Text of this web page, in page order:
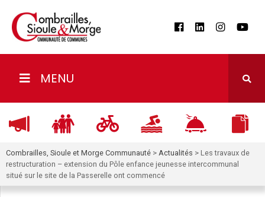
MENU
Combrailles, Sioule et Morge Communauté > Actualités > Les travaux de
restructuration – extension du Pôle enfance jeunesse intercommunal
situé sur le site de la Passerelle ont commencé